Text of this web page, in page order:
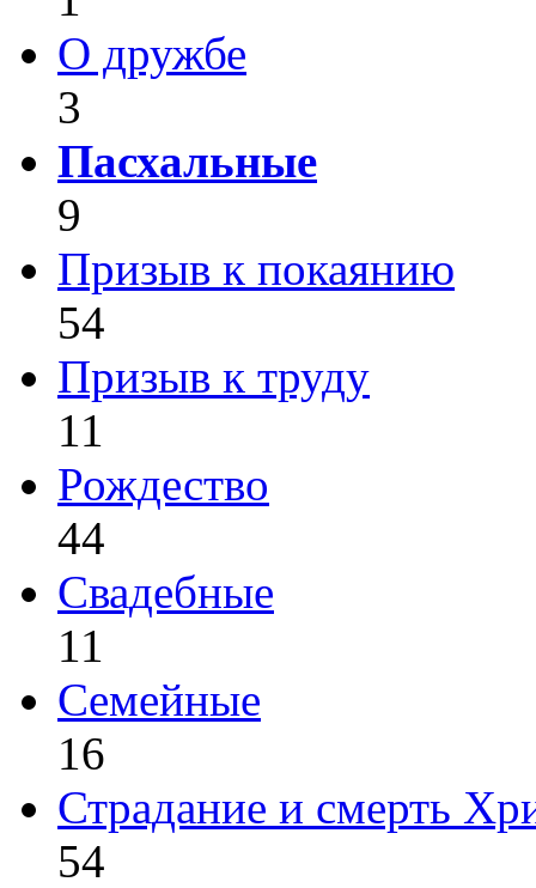
О дружбе
3
Пасхальные
9
Призыв к покаянию
54
Призыв к труду
11
Рождество
44
Свадебные
11
Семейные
16
Страдание и смерть
54